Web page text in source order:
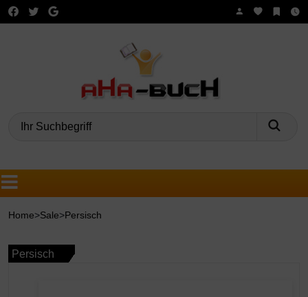
Home>Sale>Persisch
Persisch